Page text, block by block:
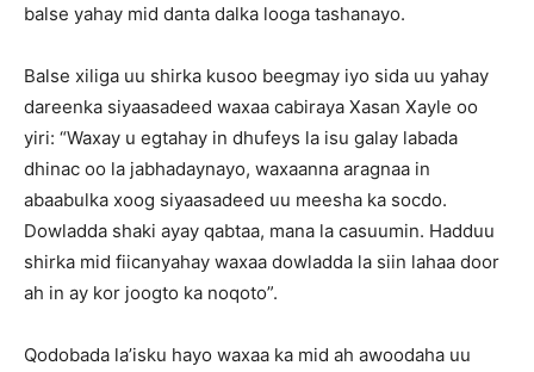
balse yahay mid danta dalka looga tashanayo.
Balse xiliga uu shirka kusoo beegmay iyo sida uu yahay
dareenka siyaasadeed waxaa cabiraya Xasan Xayle oo
yiri: “Waxay u egtahay in dhufeys la isu galay labada
dhinac oo la jabhadaynayo, waxaanna aragnaa in
abaabulka xoog siyaasadeed uu meesha ka socdo.
Dowladda shaki ayay qabtaa, mana la casuumin. Hadduu
shirka mid fiicanyahay waxaa dowladda la siin lahaa door
ah in ay kor joogto ka noqoto”.
Qodobada la’isku hayo waxaa ka mid ah awoodaha uu